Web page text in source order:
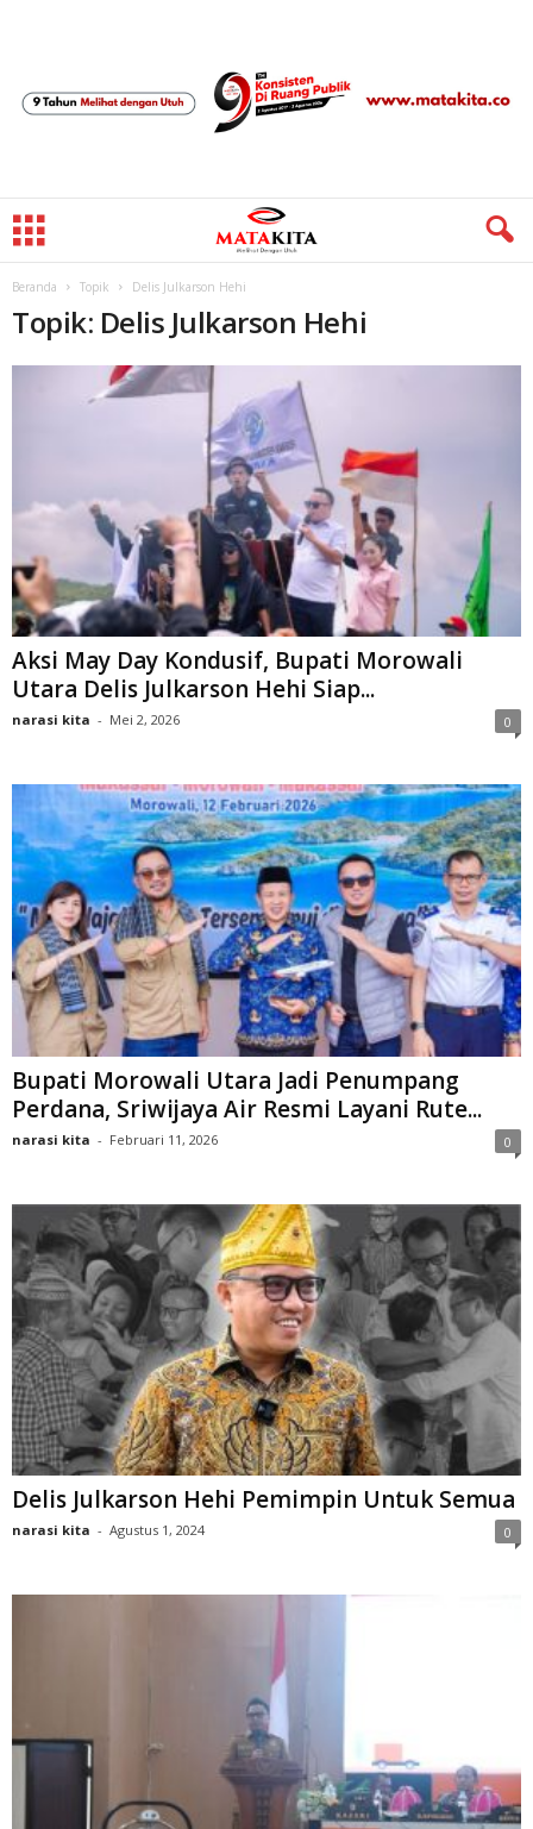
Beranda Topik Delis Julkarson Hehi
Topik: Delis Julkarson Hehi
Aksi May Day Kondusif, Bupati Morowali
Utara Delis Julkarson Hehi Siap...
narasi kita - Mei 2, 2026 0
Bupati Morowali Utara Jadi Penumpang
Perdana, Sriwijaya Air Resmi Layani Rute...
narasi kita - Februari 11, 2026 0
Delis Julkarson Hehi Pemimpin Untuk Semua
narasi kita - Agustus 1, 2024 0